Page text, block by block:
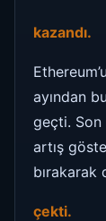
kazandı.
ayından
geçti. Son
artış
bırakarak
çekti.